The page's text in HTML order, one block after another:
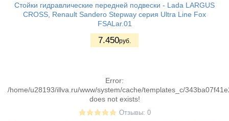
Стойки гидравлические передней подвески - Lada LARGUS
CROSS, Renault Sandero Stepway серия Ultra Line Fox
FSALar.01
7.450руб.
Error:
/home/u28193/illva.ru/www/system/cache/templates_c/
does not exists!
Отзывы: 0